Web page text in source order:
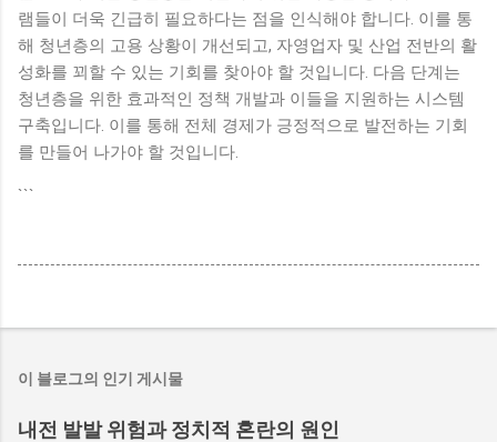
램들이 더욱 긴급히 필요하다는 점을 인식해야 합니다. 이를 통
해 청년층의 고용 상황이 개선되고, 자영업자 및 산업 전반의 활
성화를 꾀할 수 있는 기회를 찾아야 할 것입니다. 다음 단계는
청년층을 위한 효과적인 정책 개발과 이들을 지원하는 시스템
구축입니다. 이를 통해 전체 경제가 긍정적으로 발전하는 기회
를 만들어 나가야 할 것입니다.
```
이 블로그의 인기 게시물
내전 발발 위험과 정치적 혼란의 원인